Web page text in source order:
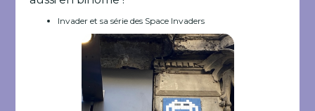
Invader et sa série des Space Invaders